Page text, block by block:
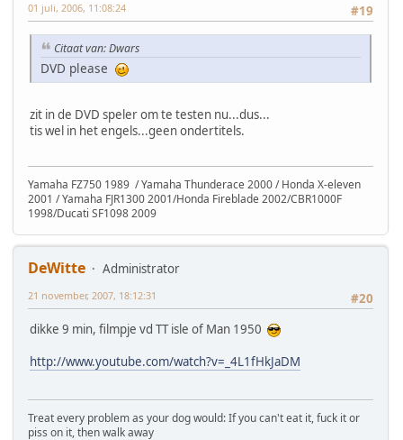
#19
01 juli, 2006, 11:08:24
Citaat van: Dwars
DVD please
zit in de DVD speler om te testen nu...dus...
tis wel in het engels...geen ondertitels.
Yamaha FZ750 1989 / Yamaha Thunderace 2000 / Honda X-eleven
2001 / Yamaha FJR1300 2001/Honda Fireblade 2002/CBR1000F
1998/Ducati SF1098 2009
DeWitte
Administrator
#20
21 november, 2007, 18:12:31
dikke 9 min, filmpje vd TT isle of Man 1950
http://www.youtube.com/watch?v=_4L1fHkJaDM
Treat every problem as your dog would: If you can't eat it, fuck it or
piss on it, then walk away